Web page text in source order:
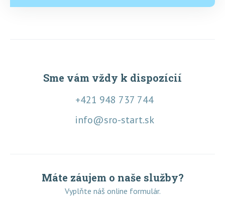
Sme vám vždy k dispozícií
+421 948 737 744
info@sro-start.sk
Máte záujem o naše služby?
Vyplňte náš online formulár.